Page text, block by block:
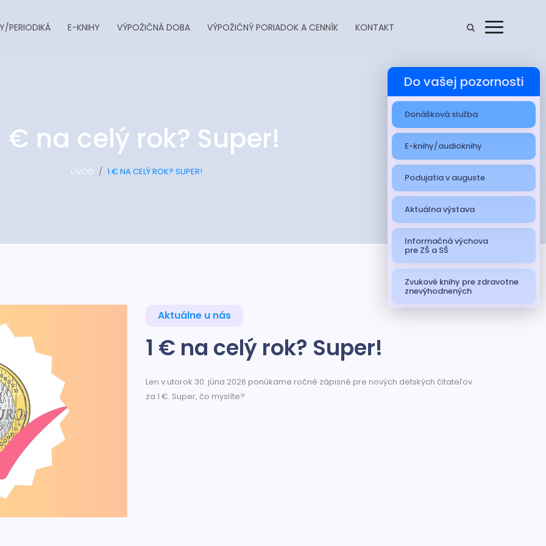
PERIODIKÁ E-KNIHY VÝPOŽIČNÁ DOBA VÝPOŽIČNÝ PORIADOK A CENNÍK KONTAKT
€ na celý rok? Super!
ÚVOD 1 € NA CELÝ ROK? SUPER!
Aktuálne u nás
1 € na celý rok? Super!
Len v utorok 30. júna 2026 ponúkame ročné zápisné pre nových detských čitateľov
za 1 €. Super, čo myslíte?
Do vašej pozornosti
Donášková služba
E-knihy/audioknihy
Podujatia v auguste
Aktuálna výstava
Informačná výchova
pre ZŠ a SŠ
Zvukové knihy pre zdravotne
znevýhodnených